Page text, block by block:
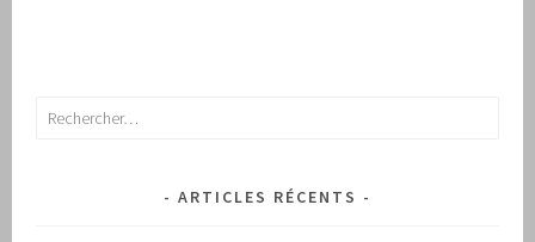
Rechercher :
ARTICLES RÉCENTS